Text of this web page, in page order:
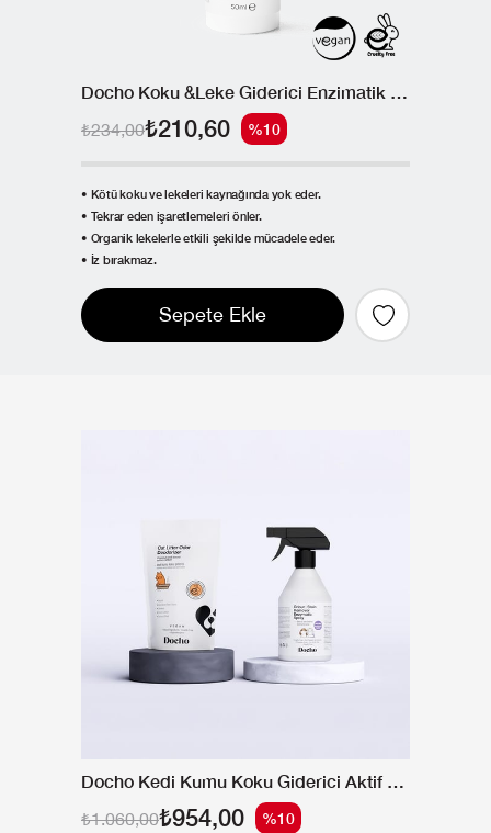
Docho Koku &Leke Giderici Enzimatik Sprey 50 ML
₺210,60
₺234,00 %10
• Kötü koku ve lekeleri kaynağında yok eder.
• Tekrar eden işaretlemeleri önler.
• Organik lekelerle etkili şekilde mücadele eder.
• İz bırakmaz.
Sepete Ekle
Docho Kedi Kumu Koku Giderici Aktif Karbon 400 gr ve Koku ve Leke Çıkarıcı Enzimatik Sprey 500 ml Seti
₺954,00
₺1.060,00 %10